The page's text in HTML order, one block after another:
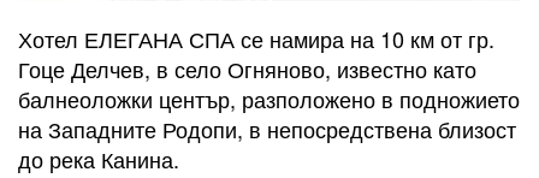
Хотел ЕЛЕГАНА СПА се намира на 10 км от гр.
Гоце Делчев, в село Огняново, известно като
балнеоложки център, разположено в подножието
на Западните Родопи, в непосредствена близост
до река Канина.